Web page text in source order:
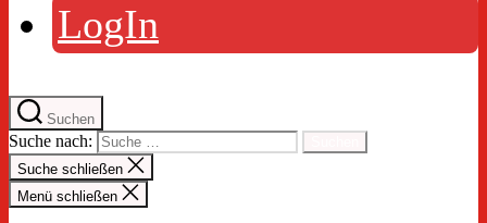
LogIn
Suchen
Suche nach:
Suche schließen
Menü schließen